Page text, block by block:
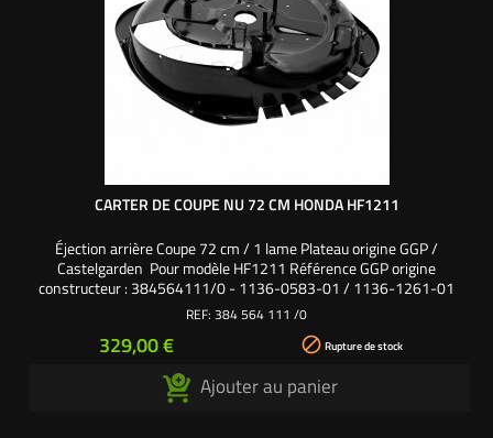
CARTER DE COUPE NU 72 CM HONDA HF1211
Éjection arrière Coupe 72 cm / 1 lame Plateau origine GGP /
Castelgarden Pour modèle HF1211 Référence GGP origine
constructeur : 384564111/0 - 1136-0583-01 / 1136-1261-01
REF: 384 564 111 /0
Prix
329,00 €  Rupture de stock
Ajouter au panier